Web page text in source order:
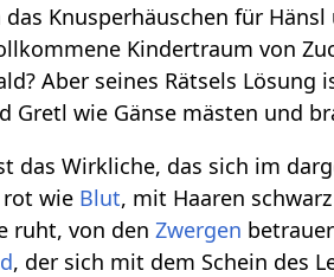
Knusperhäuschen für Hänsl
Kindertraum von
Aber seines Rätsels Lösung
Gretl wie Gänse mästen und
das Wirkliche, das sich im
rot wie Blut, mit Haaren
ruht, von denZwergen
, der sich mit dem Schein des